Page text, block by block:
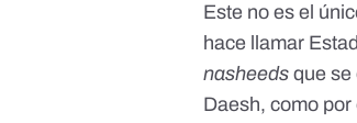
Este no es el
hace llamar
nasheeds que se
Daesh, como por